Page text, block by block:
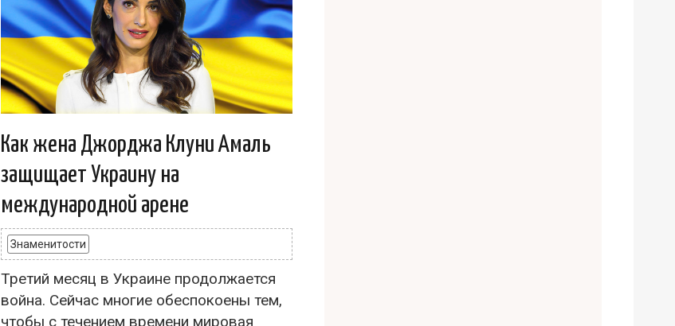
Как жена Джорджа Клуни Амаль
защищает Украину на
международной арене
Знаменитости
Третий месяц в Украине продолжается
война. Сейчас многие обеспокоены тем,
чтобы с течением времени мировая